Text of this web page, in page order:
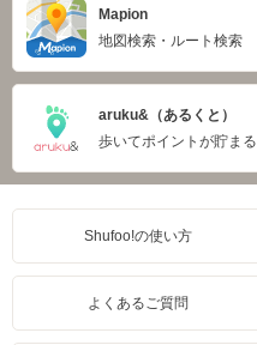
Mapion
地図検索・ルート検索
aruku&（あるくと）
歩いてポイントが貯まる
Shufoo!の使い方
よくあるご質問